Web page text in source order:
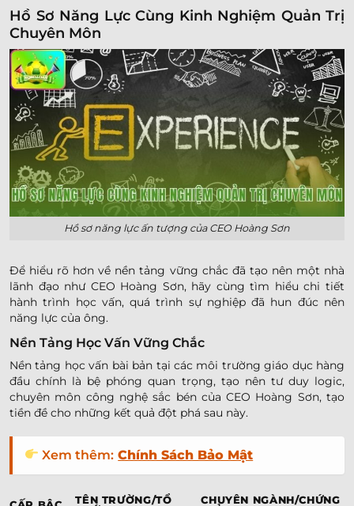
Hồ Sơ Năng Lực Cùng Kinh Nghiệm Quản Trị
Chuyên Môn
Hồ sơ năng lực ấn tượng của CEO Hoàng Sơn
Để hiểu rõ hơn về nền tảng vững chắc đã tạo nên một nhà
lãnh đạo như CEO Hoàng Sơn, hãy cùng tìm hiểu chi tiết
hành trình học vấn, quá trình sự nghiệp đã hun đúc nên
năng lực của ông.
Nền Tảng Học Vấn Vững Chắc
Nền tảng học vấn bài bản tại các môi trường giáo dục hàng
đầu chính là bệ phóng quan trọng, tạo nên tư duy logic,
chuyên môn công nghệ sắc bén của CEO Hoàng Sơn, tạo
tiền đề cho những kết quả đột phá sau này.
Xem thêm: Chính Sách Bảo Mật
TÊN TRƯỜNG/TỔ
CHUYÊN NGÀNH/CHỨNG